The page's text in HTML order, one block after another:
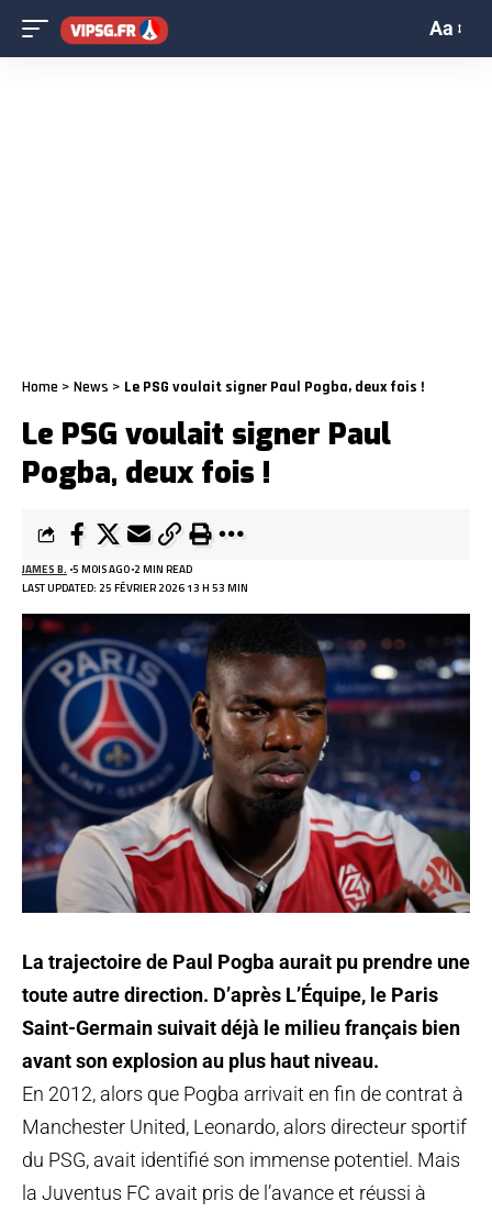
Aa
Home > News > Le PSG voulait signer Paul Pogba, deux fois !
Le PSG voulait signer Paul
Pogba, deux fois !
LAST UPDATED: 25 FÉVRIER 2026 13 H 53 MIN
JAMES B. 5 MOIS AGO 2 MIN READ
La trajectoire de Paul Pogba aurait pu prendre une
toute autre direction. D’après L’Équipe, le Paris
Saint-Germain suivait déjà le milieu français bien
avant son explosion au plus haut niveau.
En 2012, alors que Pogba arrivait en fin de contrat à
Manchester United, Leonardo, alors directeur sportif
du PSG, avait identifié son immense potentiel. Mais
la Juventus FC avait pris de l’avance et réussi à